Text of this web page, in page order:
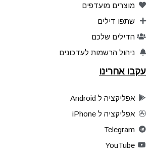
מוצרים מועדפים
שתפו דילים
הדילים שלכם
ניהול הרשמות לעדכונים
עקבו אחרינו
אפליקציה ל Android
אפליקציה ל iPhone
Telegram
YouTube